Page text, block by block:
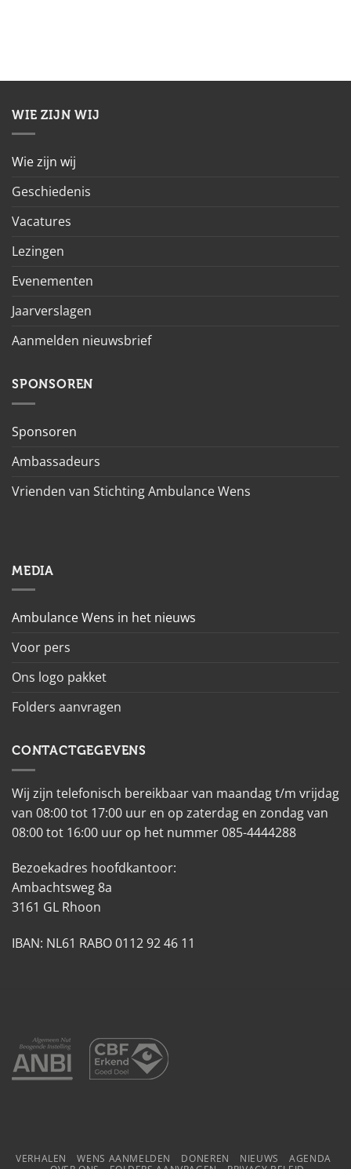
WIE ZIJN WIJ
Wie zijn wij
Geschiedenis
Vacatures
Lezingen
Evenementen
Jaarverslagen
Aanmelden nieuwsbrief
SPONSOREN
Sponsoren
Ambassadeurs
Vrienden van Stichting Ambulance Wens
MEDIA
Ambulance Wens in het nieuws
Voor pers
Ons logo pakket
Folders aanvragen
CONTACTGEGEVENS
Wij zijn telefonisch bereikbaar van maandag t/m vrijdag
van 08:00 tot 17:00 uur en op zaterdag en zondag van
08:00 tot 16:00 uur op het nummer 085-4444288
Bezoekadres hoofdkantoor:
Ambachtsweg 8a
3161 GL Rhoon
IBAN: NL61 RABO 0112 92 46 11
VERHALEN WENS AANMELDEN DONEREN NIEUWS
AGENDA